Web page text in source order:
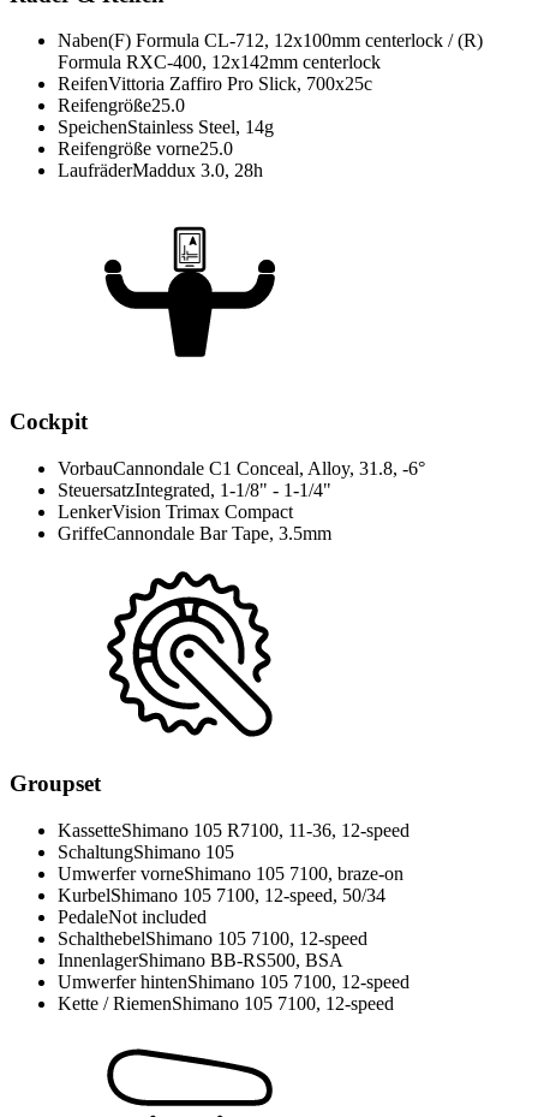
Naben(F) Formula CL-712, 12x100mm centerlock / (R)
Formula RXC-400, 12x142mm centerlock
ReifenVittoria Zaffiro Pro Slick, 700x25c
Reifengröße25.0
SpeichenStainless Steel, 14g
Reifengröße vorne25.0
LaufräderMaddux 3.0, 28h
Cockpit
VorbauCannondale C1 Conceal, Alloy, 31.8, -6°
SteuersatzIntegrated, 1-1/8" - 1-1/4"
LenkerVision Trimax Compact
GriffeCannondale Bar Tape, 3.5mm
Groupset
KassetteShimano 105 R7100, 11-36, 12-speed
SchaltungShimano 105
Umwerfer vorneShimano 105 7100, braze-on
KurbelShimano 105 7100, 12-speed, 50/34
PedaleNot included
SchalthebelShimano 105 7100, 12-speed
InnenlagerShimano BB-RS500, BSA
Umwerfer hintenShimano 105 7100, 12-speed
Kette / RiemenShimano 105 7100, 12-speed